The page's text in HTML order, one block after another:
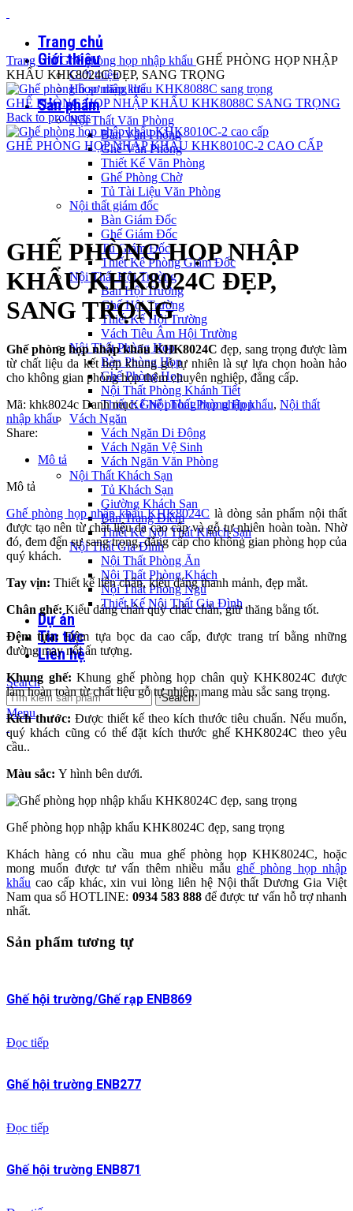
Trang chủ
Giới thiệu
Giới thiệu
Hồ sơ năng lực
Sản phẩm
Nội Thất Văn Phòng
Bàn Văn Phòng
Ghế Văn Phòng
Thiết Kế Văn Phòng
Ghế Phòng Chờ
Tủ Tài Liệu Văn Phòng
Nội thất giám đốc
Bàn Giám Đốc
Ghế Giám Đốc
Tủ Giám Đốc
Thiết Kế Phòng Giám Đốc
Nội Thất Hội Trường
Bàn Hội Trường
Ghế Hội Trường
Thiết Kế Hội Trường
Vách Tiêu Âm Hội Trường
Nội Thất Phòng Họp
Bàn Phòng Họp
Ghế Phòng Họp
Nội Thất Phòng Khánh Tiết
Thiết Kế Nội Thất Phòng Họp
Vách Ngăn
Vách Ngăn Di Động
Vách Ngăn Vệ Sinh
Vách Ngăn Văn Phòng
Nội Thất Khách Sạn
Tủ Khách Sạn
Giường Khách Sạn
Bàn Trang Điểm
Thiết Kế Nội Thất Khách Sạn
Nội Thất Gia Đình
Nội Thất Phòng Ăn
Nội Thất Phòng Khách
Nội Thất Phòng Ngủ
Thiết Kế Nội Thất Gia Đình
Dự án
Tin tức
Liên hệ
Search
Search
Menu
Trang chủGhế phòng họp nhập khẩu GHẾ PHÒNG HỌP NHẬP
KHẨU KHK8024C ĐẸP, SANG TRỌNG
GHẾ PHÒNG HỌP NHẬP KHẨU KHK8088C SANG TRỌNG
Back to products
GHẾ PHÒNG HỌP NHẬP KHẨU KHK8010C-2 CAO CẤP
Click to enlarge
GHẾ PHÒNG HỌP NHẬP
KHẨU KHK8024C ĐẸP,
SANG TRỌNG
Ghế phòng họp nhập khẩu KHK8024C đẹp, sang trọng được làm
từ chất liệu da kết hợp khung gỗ tự nhiên là sự lựa chọn hoàn hảo
cho không gian phòng họp thêm chuyên nghiệp, đẳng cấp.
Mã: khk8024c Danh mục: Ghế phòng họp nhập khẩu, Nội thất
nhập khẩu
Share:
Mô tả
Mô tả
Ghế phòng họp nhập khẩu KHK8024C là dòng sản phẩm nội thất
được tạo nên từ chất liệu da cao cấp và gỗ tự nhiên hoàn toàn. Nhờ
đó, đem đến sự sang trọng, đẳng cấp cho không gian phòng họp của
quý khách.
Tay vịn: Thiết kế liền chân, kiểu dáng thanh mảnh, đẹp mắt.
Chân ghế: Kiểu dáng chân quỳ chắc chắn, giữ thăng bằng tốt.
Đệm tựa: Đệm tựa bọc da cao cấp, được trang trí bằng những
đường may nổi ấn tượng.
Khung ghế: Khung ghế phòng họp chân quỳ KHK8024C được
làm hoàn toàn từ chất liệu gỗ tự nhiên, mang màu sắc sang trọng.
Kích thước: Được thiết kế theo kích thước tiêu chuẩn. Nếu muốn,
quý khách cũng có thể đặt kích thước ghế KHK8024C theo yêu
cầu..
Màu sắc: Y hình bên dưới.
Ghế phòng họp nhập khẩu KHK8024C đẹp, sang trọng
Khách hàng có nhu cầu mua ghế phòng họp KHK8024C, hoặc
mong muốn được tư vấn thêm nhiều mẫu ghế phòng họp nhập
khẩu cao cấp khác, xin vui lòng liên hệ Nội thất Dương Gia Việt
Nam qua số HOTLINE: 0934 583 888để được tư vấn hỗ trợ nhanh
nhất.
Sản phẩm tương tự
Ghế hội trường/Ghế rạp ENB869
Đọc tiếp
Ghế hội trường ENB277
Đọc tiếp
Ghế hội trường ENB871